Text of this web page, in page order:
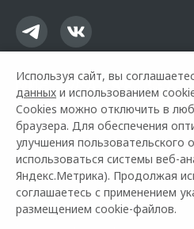
Горячая линия OMODA:
Используя сайт, вы
данных и использованием
Cookies можно отключить в
браузера. Для обеспечения
улучшения пользовательского
использоваться системы веб-
Яндекс.Метрика). Продолжая
соглашаетесь с применением
размещением cookie-файлов.